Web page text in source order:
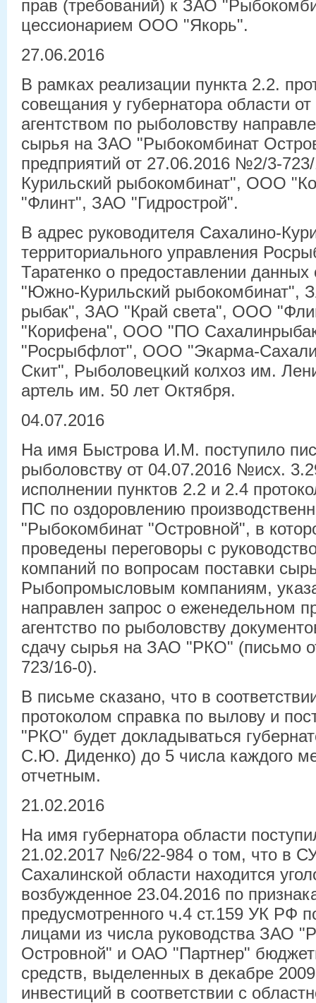
прав (требований) к ЗАО
цессионарием ООО "Якорь".
27.06.2016
В рамках реализации пункта 2.2.
совещания у губернатора области
агентством по рыболовству
сырья на ЗАО "Рыбокомбинат
предприятий от 27.06.2016 №2/3-
Курильский рыбокомбинат", ООО
"Флинт", ЗАО "Гидрострой".
В адрес руководителя Сахалино-
территориального управления
Таратенко о предоставлении
"Южно-Курильский рыбокомбинат",
рыбак", ЗАО "Край света", ООО
"Корифена", ООО "ПО
"Росрыбфлот", ООО "Экарма-
Скит", Рыболовецкий колхоз им.
артель им. 50 лет Октября.
04.07.2016
На имя Быстрова И.М. поступило
рыболовству от 04.07.2016 №исх.
исполнении пунктов 2.2 и 2.4
ПС по оздоровлению
"Рыбокомбинат "Островной", в
проведены переговоры с
компаний по вопросам поставки
Рыбопромысловым компаниям,
направлен запрос о еженедельном
агентство по рыболовству
сдачу сырья на ЗАО "РКО" (письмо
723/16-0).
В письме сказано, что в
протоколом справка по вылову и
"РКО" будет докладываться
С.Ю. Диденко) до 5 числа каждого
отчетным.
21.02.2016
На имя губернатора области
21.02.2017 №6/22-984 о том, что в
Сахалинской области находится
возбужденное 23.04.2016 по
предусмотренного ч.4 ст.159 УК РФ
лицами из числа руководства ЗАО
Островной" и ОАО "Партнер"
средств, выделенных в декабре
инвестиций в соответствии с